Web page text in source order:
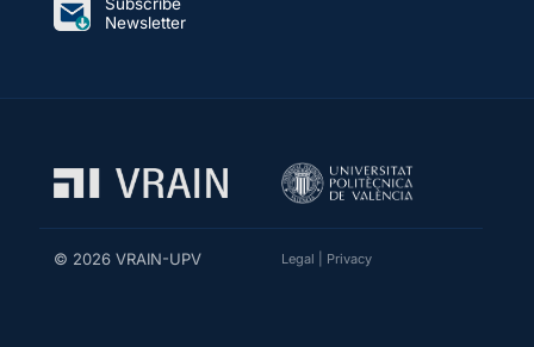
Newsletter
© 2026 VRAIN-UPV Legal Privacy